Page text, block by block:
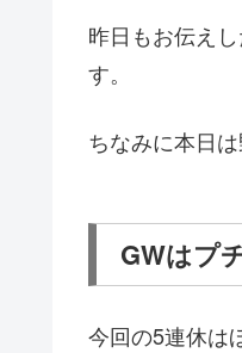
昨日もお伝え
す。
ちなみに本日
GWはプ
今回の5連休は